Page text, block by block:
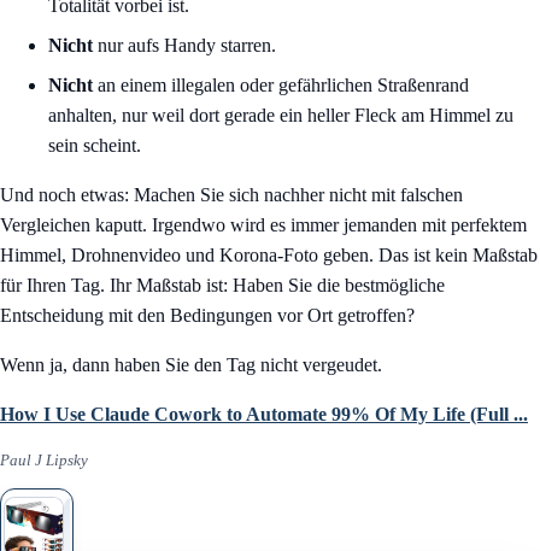
Totalität vorbei ist.
Nicht nur aufs Handy starren.
Nicht an einem illegalen oder gefährlichen Straßenrand
anhalten, nur weil dort gerade ein heller Fleck am Himmel zu
sein scheint.
Und noch etwas: Machen Sie sich nachher nicht mit falschen
Vergleichen kaputt. Irgendwo wird es immer jemanden mit perfektem
Himmel, Drohnenvideo und Korona-Foto geben. Das ist kein Maßstab
für Ihren Tag. Ihr Maßstab ist: Haben Sie die bestmögliche
Entscheidung mit den Bedingungen vor Ort getroffen?
Wenn ja, dann haben Sie den Tag nicht vergeudet.
How I Use Claude Cowork to Automate 99% Of My Life (Full ...
Paul J Lipsky